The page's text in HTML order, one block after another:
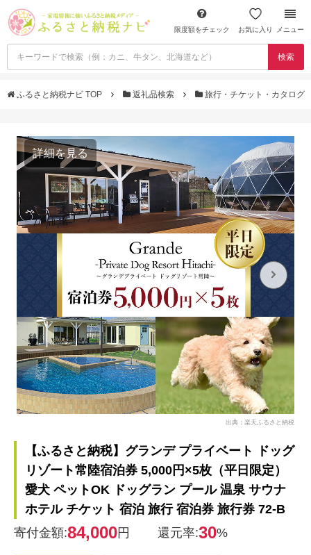
限度額をチェック お気に入り メニュー
検索
ふるさと納税ナビ TOP 返礼品検索 旅行・チケット・カタログ
詳細を見る
出典：楽天ふるさと納税
【ふるさと納税】グランデ プライベート ドッグ
リゾート常陸宿泊券 5,000円×5枚（平日限定）
愛犬 ペットOK ドッグラン プール 温泉 サウナ
ホテル チケット 宿泊 旅行 宿泊券 旅行券 72-B
寄付金額:84,000円 還元率:30%